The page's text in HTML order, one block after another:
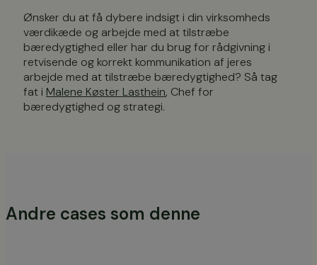
Ønsker du at få dybere indsigt i din virksomheds
værdikæde og arbejde med at tilstræbe
bæredygtighed eller har du brug for rådgivning i
retvisende og korrekt kommunikation af jeres
arbejde med at tilstræbe bæredygtighed? Så tag
fat i Malene Køster Lasthein, Chef for
bæredygtighed og strategi.
Andre cases som denne